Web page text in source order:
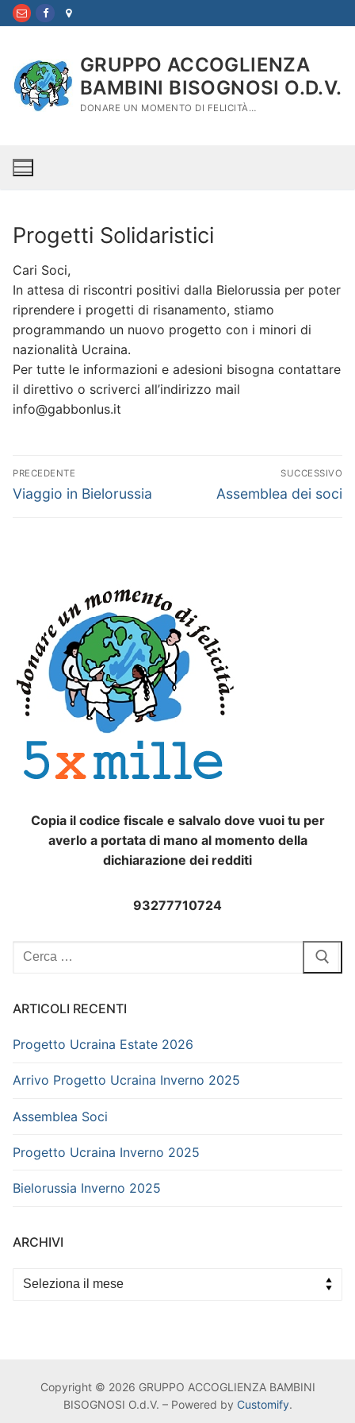
Vai
al
GRUPPO ACCOGLIENZA
BAMBINI BISOGNOSI O.D.V.
DONARE UN MOMENTO DI FELICITÀ…
Progetti Solidaristici
Cari Soci,
In attesa di riscontri positivi dalla Bielorussia per poter
riprendere i progetti di risanamento, stiamo
programmando un nuovo progetto con i minori di
nazionalità Ucraina.
Per tutte le informazioni e adesioni bisogna contattare
il direttivo o scriverci all’indirizzo mail
info@gabbonlus.it
Navigazione
articoli
PRECEDENTE
Articolo
Viaggio in Bielorussia
SUCCESSIVO
Articolo
Assemblea dei soci
Copia il codice fiscale e salvalo dove vuoi tu per
averlo a portata di mano al momento della
dichiarazione dei redditi
93277710724
Cerca:
ARTICOLI RECENTI
Progetto Ucraina Estate 2026
Arrivo Progetto Ucraina Inverno 2025
Assemblea Soci
Progetto Ucraina Inverno 2025
Bielorussia Inverno 2025
ARCHIVI
Archivi
Copyright © 2026 GRUPPO ACCOGLIENZA BAMBINI
BISOGNOSI O.d.V. – Powered by Customify.